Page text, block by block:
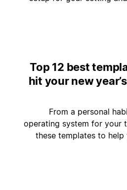
Top 12 best
hit your new
From a
operating system for
these templates to